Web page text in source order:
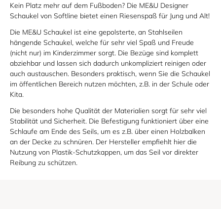
Kein Platz mehr auf dem Fußboden? Die ME&U Designer
Schaukel von Softline bietet einen Riesenspaß für Jung und Alt!
Die ME&U Schaukel ist eine gepolsterte, an Stahlseilen
hängende Schaukel, welche für sehr viel Spaß und Freude
(nicht nur) im Kinderzimmer sorgt. Die Bezüge sind komplett
abziehbar und lassen sich dadurch unkompliziert reinigen oder
auch austauschen. Besonders praktisch, wenn Sie die Schaukel
im öffentlichen Bereich nutzen möchten, z.B. in der Schule oder
Kita.
Die besonders hohe Qualität der Materialien sorgt für sehr viel
Stabilität und Sicherheit. Die Befestigung funktioniert über eine
Schlaufe am Ende des Seils, um es z.B. über einen Holzbalken
an der Decke zu schnüren. Der Hersteller empfiehlt hier die
Nutzung von Plastik-Schutzkappen, um das Seil vor direkter
Reibung zu schützen.